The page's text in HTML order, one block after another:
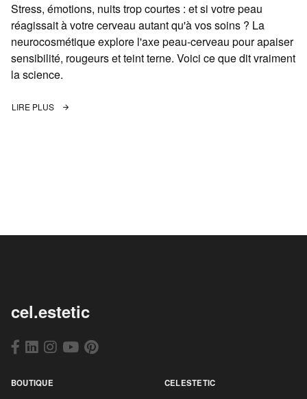
Stress, émotions, nuits trop courtes : et si votre peau
réagissait à votre cerveau autant qu'à vos soins ? La
neurocosmétique explore l'axe peau-cerveau pour apaiser
sensibilité, rougeurs et teint terne. Voici ce que dit vraiment
la science.
LIRE PLUS
cel.estetic
BOUTIQUE CELESTETIC